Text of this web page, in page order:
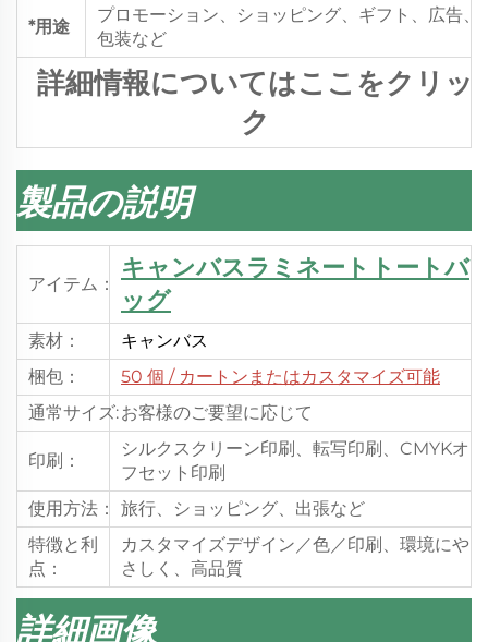
*用途
プロモーション、ショッピング、ギフト、広告、
包装など
詳細情報についてはここをクリッ
ク
製品の説明
アイテム：
キャンバスラミネートトートバ
ッグ
素材：
キャンバス
梱包：
50 個 / カートンまたはカスタマイズ可能
通常サイズ:お客様のご要望に応じて
印刷：
シルクスクリーン印刷、転写印刷、CMYKオ
フセット印刷
使用方法：
旅行、ショッピング、出張など
特徴と利
点：
カスタマイズデザイン／色／印刷、環境にや
さしく、高品質
詳細画像